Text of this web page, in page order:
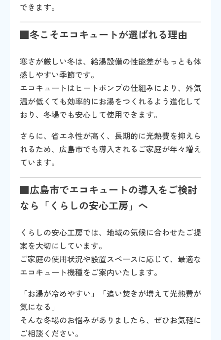
できます。
■冬こそエコキュートが選ばれる理由
寒さが厳しい冬は、給湯設備の性能差がもっとも体
感しやすい季節です。
エコキュートはヒートポンプの仕組みにより、外気
温が低くても効率的にお湯をつくれるよう進化して
おり、冬場でも安心して使用できます。
さらに、省エネ性が高く、長期的に光熱費を抑えら
れるため、広島市でも導入されるご家庭が年々増え
ています。
■広島市でエコキュートの導入をご検討
なら「くらしの安心工房」へ
くらしの安心工房では、地域の気候に合わせたご提
案を大切にしています。
ご家庭の使用状況や設置スペースに応じて、最適な
エコキュート機種をご案内いたします。
「お湯が冷めやすい」「追い焚きが増えて光熱費が
気になる」
そんな冬場のお悩みがありましたら、ぜひお気軽に
ご相談ください。